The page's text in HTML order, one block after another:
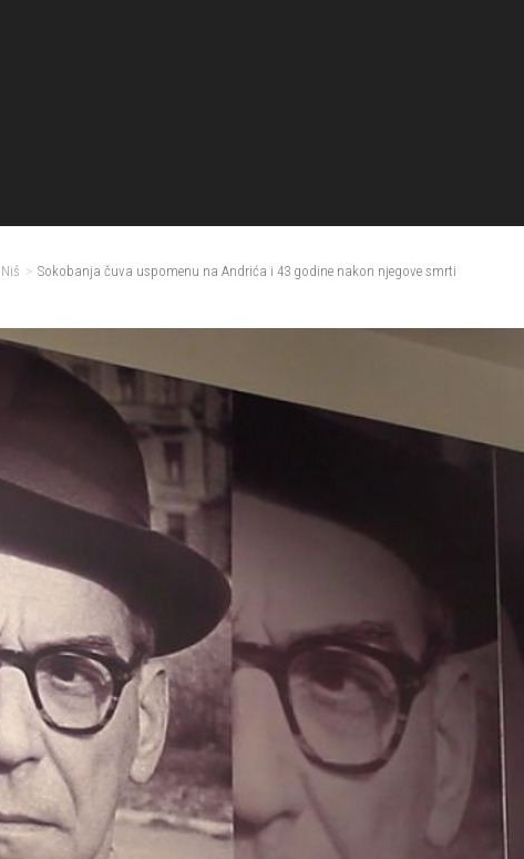
Sokobanja čuva uspomenu na Andrića i 43 godine nakon njegove smrti